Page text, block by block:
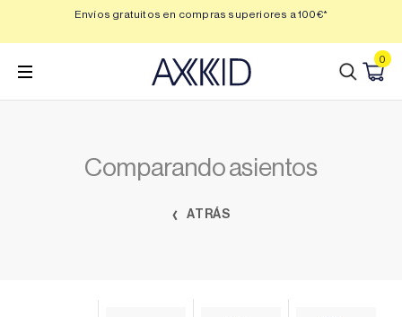
contenido
Envíos gratuitos en compras superiores a 100€*
0
Comparando asientos
ATRÁS